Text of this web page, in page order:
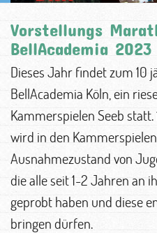
Vorstellungs
BellAcademia 2023
Dieses Jahr findet zum 10
BellAcademia Köln, ein
Kammerspielen Seeb
wird in den
Ausnahmezustand von
die alle seit 1-2 Jahren an
geprobt haben und diese
bringen dürfen.